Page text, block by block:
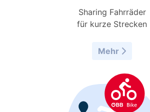
Sharing Fahrräder
für kurze Strecken
Mehr